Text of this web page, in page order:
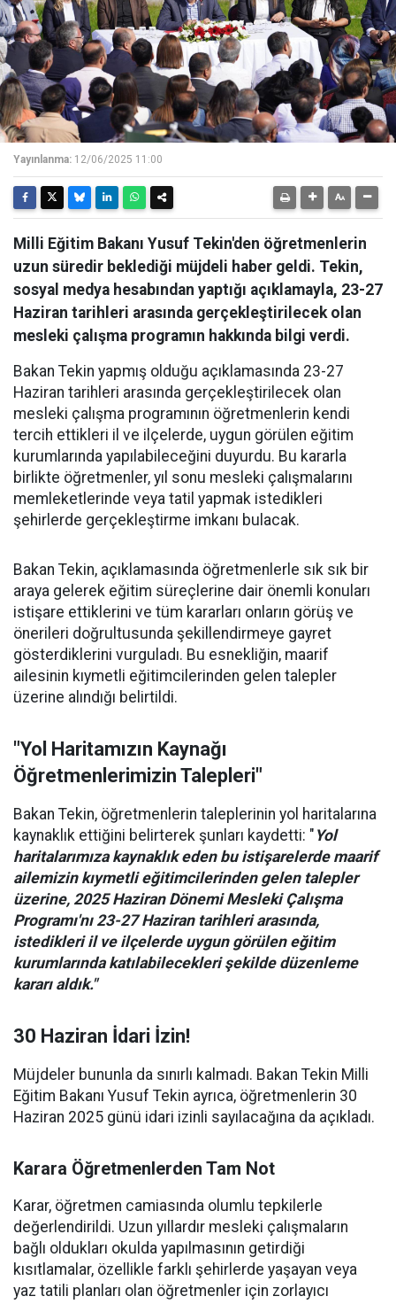
Yayınlanma: 12/06/2025 11:00
Milli Eğitim Bakanı Yusuf Tekin'den öğretmenlerin
uzun süredir beklediği müjdeli haber geldi. Tekin,
sosyal medya hesabından yaptığı açıklamayla, 23-27
Haziran tarihleri arasında gerçekleştirilecek olan
mesleki çalışma programın hakkında bilgi verdi.
Bakan Tekin yapmış olduğu açıklamasında 23-27
Haziran tarihleri arasında gerçekleştirilecek olan
mesleki çalışma programının öğretmenlerin kendi
tercih ettikleri il ve ilçelerde, uygun görülen eğitim
kurumlarında yapılabileceğini duyurdu. Bu kararla
birlikte öğretmenler, yıl sonu mesleki çalışmalarını
memleketlerinde veya tatil yapmak istedikleri
şehirlerde gerçekleştirme imkanı bulacak.
Bakan Tekin, açıklamasında öğretmenlerle sık sık bir
araya gelerek eğitim süreçlerine dair önemli konuları
istişare ettiklerini ve tüm kararları onların görüş ve
önerileri doğrultusunda şekillendirmeye gayret
gösterdiklerini vurguladı. Bu esnekliğin, maarif
ailesinin kıymetli eğitimcilerinden gelen talepler
üzerine alındığı belirtildi.
"Yol Haritamızın Kaynağı
Öğretmenlerimizin Talepleri"
Bakan Tekin, öğretmenlerin taleplerinin yol haritalarına
kaynaklık ettiğini belirterek şunları kaydetti: " Yol
haritalarımıza kaynaklık eden bu istişarelerde maarif
ailemizin kıymetli eğitimcilerinden gelen talepler
üzerine, 2025 Haziran Dönemi Mesleki Çalışma
Programı'nı 23-27 Haziran tarihleri arasında,
istedikleri il ve ilçelerde uygun görülen eğitim
kurumlarında katılabilecekleri şekilde düzenleme
kararı aldık."
30 Haziran İdari İzin!
Müjdeler bununla da sınırlı kalmadı. Bakan Tekin Milli
Eğitim Bakanı Yusuf Tekin ayrıca, öğretmenlerin 30
Haziran 2025 günü idari izinli sayılacağına da açıkladı.
Karara Öğretmenlerden Tam Not
Karar, öğretmen camiasında olumlu tepkilerle
değerlendirildi. Uzun yıllardır mesleki çalışmaların
bağlı oldukları okulda yapılmasının getirdiği
kısıtlamalar, özellikle farklı şehirlerde yaşayan veya
yaz tatili planları olan öğretmenler için zorlayıcı